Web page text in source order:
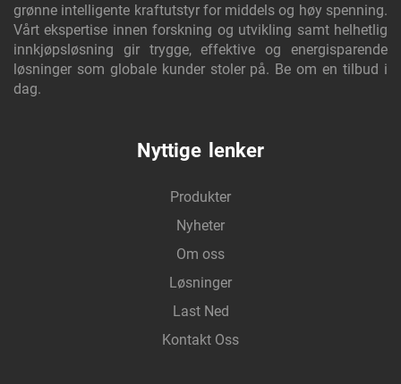
grønne intelligente kraftutstyr for middels og høy spenning.
Vårt ekspertise innen forskning og utvikling samt helhetlig
innkjøpsløsning gir trygge, effektive og energisparende
løsninger som globale kunder stoler på. Be om en tilbud i
dag.
Nyttige lenker
Produkter
Nyheter
Om oss
Løsninger
Last Ned
Kontakt Oss